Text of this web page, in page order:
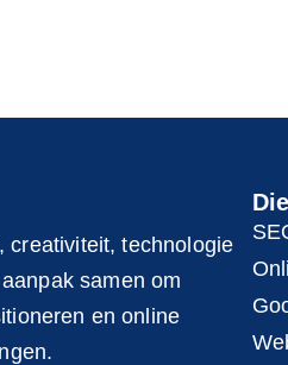
creativiteit, technologie
samen om
en online